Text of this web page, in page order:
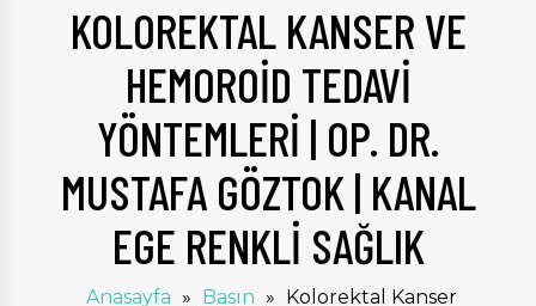
KOLOREKTAL KANSER VE
HEMOROID TEDAVI
YÖNTEMLERI | OP. DR.
MUSTAFA GÖZTOK | KANAL
EGE RENKLI SAĞLIK
Anasayfa » Basın » Kolorektal Kanser